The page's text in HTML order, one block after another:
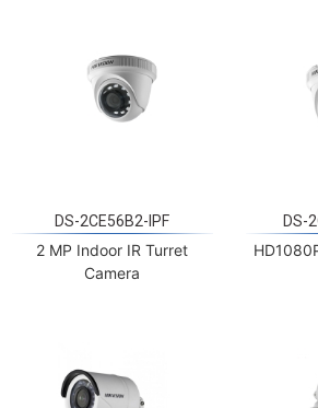
2 MP Indoor IR Turret
Camera